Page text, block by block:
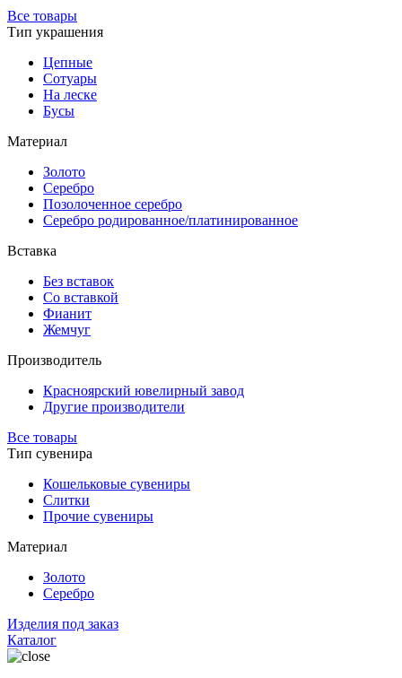
Все товары
Тип украшения
Цепные
Сотуары
На леске
Бусы
Материал
Золото
Серебро
Позолоченное серебро
Серебро родированное/платинированное
Вставка
Без вставок
Со вставкой
Фианит
Жемчуг
Производитель
Красноярский ювелирный завод
Другие производители
Все товары
Тип сувенира
Кошельковые сувениры
Слитки
Прочие сувениры
Материал
Золото
Серебро
Изделия под заказ
Каталог